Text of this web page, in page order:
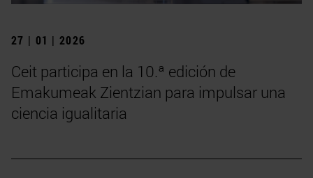
27 | 01 | 2026
Ceit participa en la 10.ª edición de
Emakumeak Zientzian para impulsar una
ciencia igualitaria